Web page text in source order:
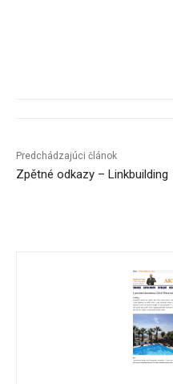
Predchádzajúci článok
Zpětné odkazy – Linkbuilding